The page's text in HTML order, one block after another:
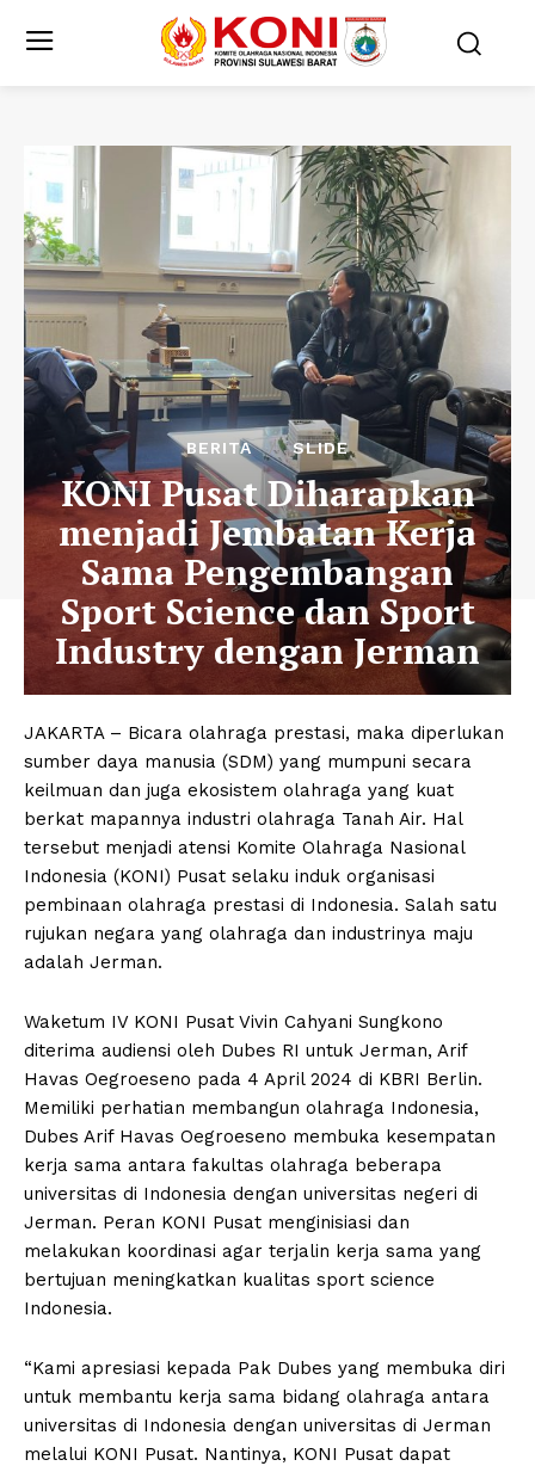
BERITA SLIDE
KONI Pusat Diharapkan
menjadi Jembatan Kerja
Sama Pengembangan
Sport Science dan Sport
Industry dengan Jerman
JAKARTA – Bicara olahraga prestasi, maka diperlukan
sumber daya manusia (SDM) yang mumpuni secara
keilmuan dan juga ekosistem olahraga yang kuat
berkat mapannya industri olahraga Tanah Air. Hal
tersebut menjadi atensi Komite Olahraga Nasional
Indonesia (KONI) Pusat selaku induk organisasi
pembinaan olahraga prestasi di Indonesia. Salah satu
rujukan negara yang olahraga dan industrinya maju
adalah Jerman.
Waketum IV KONI Pusat Vivin Cahyani Sungkono
diterima audiensi oleh Dubes RI untuk Jerman, Arif
Havas Oegroeseno pada 4 April 2024 di KBRI Berlin.
Memiliki perhatian membangun olahraga Indonesia,
Dubes Arif Havas Oegroeseno membuka kesempatan
kerja sama antara fakultas olahraga beberapa
universitas di Indonesia dengan universitas negeri di
Jerman. Peran KONI Pusat menginisiasi dan
melakukan koordinasi agar terjalin kerja sama yang
bertujuan meningkatkan kualitas sport science
Indonesia.
“Kami apresiasi kepada Pak Dubes yang membuka diri
untuk membantu kerja sama bidang olahraga antara
universitas di Indonesia dengan universitas di Jerman
melalui KONI Pusat. Nantinya, KONI Pusat dapat